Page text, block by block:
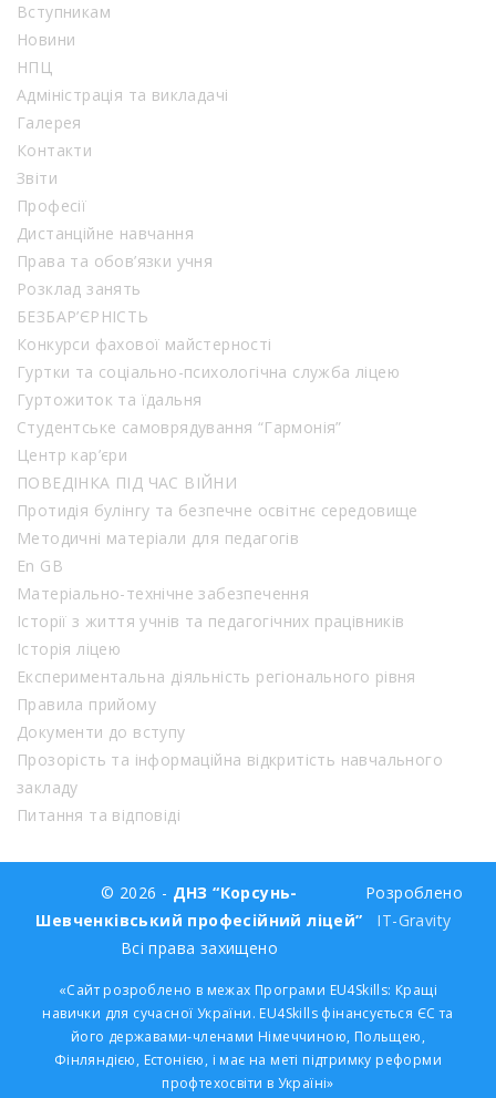
Вступникам
Новини
НПЦ
Адміністрація та викладачі
Галерея
Контакти
Звіти
Професії
Дистанційне навчання
Права та обов’язки учня
Розклад занять
БЕЗБАР’ЄРНІСТЬ
Конкурси фахової майстерності
Гуртки та соціально-психологічна служба ліцею
Гуртожиток та їдальня
Студентське самоврядування “Гармонія”
Центр кар’єри
ПОВЕДІНКА ПІД ЧАС ВІЙНИ
Протидія булінгу та безпечне освітнє середовище
Методичні матеріали для педагогів
En GB
Матеріально-технічне забезпечення
Історії з життя учнів та педагогічних працівників
Історія ліцею
Експериментальна діяльність регіонального рівня
Правила прийому
Документи до вступу
Прозорість та інформаційна відкритість навчального
закладу
Питання та відповіді
© 2026 - ДНЗ “Корсунь-
Шевченківський професійний ліцей”
Всі права захищено
Розроблено
IT-Gravity
«Сайт розроблено в межах Програми EU4Skills: Кращі
навички для сучасної України. EU4Skills фінансується ЄС та
його державами-членами Німеччиною, Польщею,
Фінляндією, Естонією, і має на меті підтримку реформи
профтехосвіти в Україні»